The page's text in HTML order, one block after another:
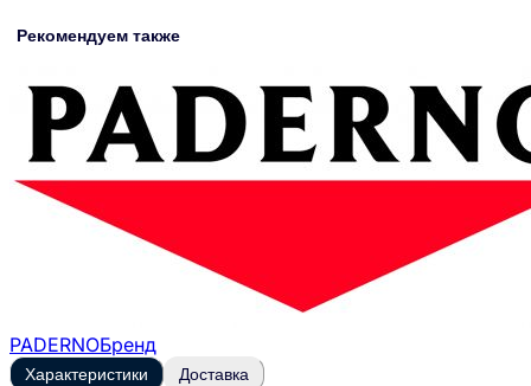
Рекомендуем также
PADERNOБренд
Характеристики Доставка